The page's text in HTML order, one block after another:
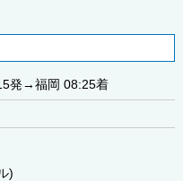
発→福岡 08:25着
)